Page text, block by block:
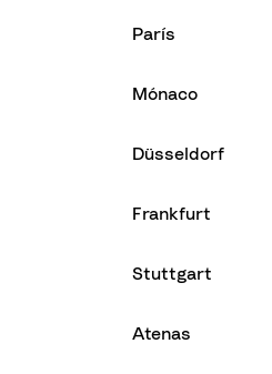
París
Mónaco
Düsseldorf
Frankfurt
Stuttgart
Atenas